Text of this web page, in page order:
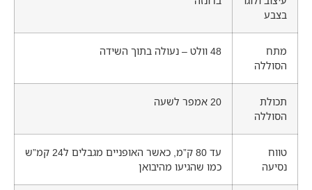
בצבע
מתח
הסוללה
48 וולט – נעולה בתוך השידה
תכולת
הסוללה
20 אמפר לשעה
טווח
נסיעה
עד 80 ק”מ, כאשר האופניים מגבלים ל24 קמ”ש
כמו שהגיעו מהיבואן